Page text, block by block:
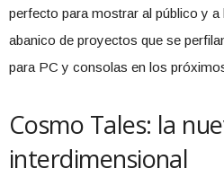
perfecto para mostrar al público y a
abanico de proyectos que se
para PC y consolas en los
Cosmo Tales: la
interdimensional